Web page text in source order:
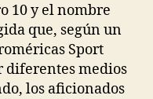
10 y el nombre
que, según un
Sport
medios
los aficionados